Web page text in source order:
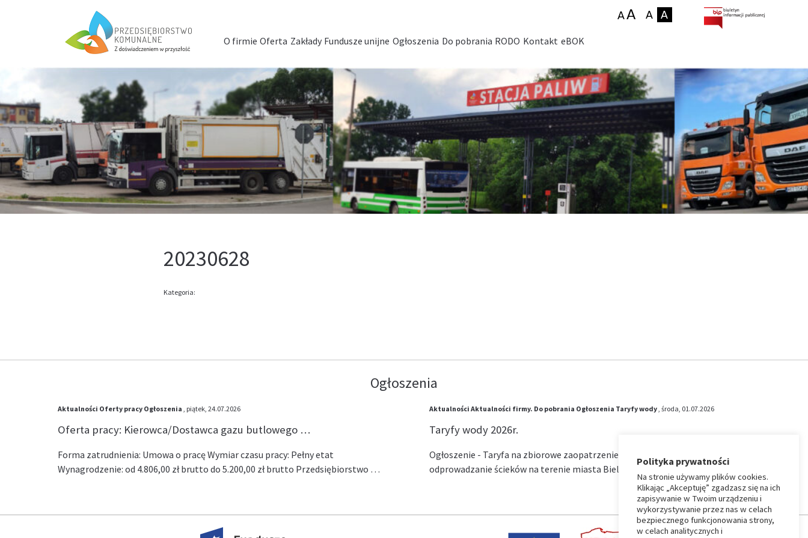
O firmie Oferta Zakłady Fundusze unijne Ogłoszenia Do pobrania RODO Kontakt eBOK
20230628
Kategoria:
Ogłoszenia
Aktualności Oferty pracy Ogłoszenia , piątek, 24.07.2026
Oferta pracy: Kierowca/Dostawca gazu butlowego …
Forma zatrudnienia: Umowa o pracę Wymiar czasu pracy: Pełny etat
Wynagrodzenie: od 4.806,00 zł brutto do 5.200,00 zł brutto Przedsiębiorstwo …
Aktualności Aktualności firmy. Do pobrania Ogłoszenia Taryfy wody, środa, 01.07.2026
Taryfy wody 2026r.
Ogłoszenie - Taryfa na zbiorowe zaopatrzenie w wodę i zbiorowe
odprowadzanie ścieków na terenie miasta Bielsk Podlaski na okres od …
Polityka prywatności
Na stronie używamy plików cookies.
Klikając „Akceptuję” zgadzasz się na ich
zapisywanie w Twoim urządzeniu i
wykorzystywanie przez nas w celach
bezpiecznego funkcjonowania strony,
w celach analitycznych i